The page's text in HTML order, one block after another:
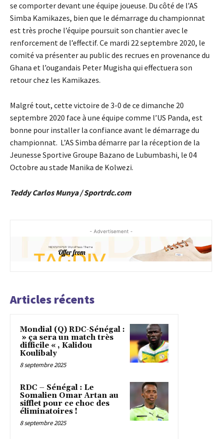
se comporter devant une équipe joueuse. Du côté de l’AS
Simba Kamikazes, bien que le démarrage du championnat
est très proche l’équipe poursuit son chantier avec le
renforcement de l’effectif. Ce mardi 22 septembre 2020, le
comité va présenter au public des recrues en provenance du
Ghana et l’ougandais Peter Mugisha qui effectuera son
retour chez les Kamikazes.
Malgré tout, cette victoire de 3-0 de ce dimanche 20
septembre 2020 face à une équipe comme l’US Panda, est
bonne pour installer la confiance avant le démarrage du
championnat. L’AS Simba démarre par la réception de la
Jeunesse Sportive Groupe Bazano de Lubumbashi, le 04
Octobre au stade Manika de Kolwezi.
Teddy Carlos Munya / Sportrdc.com
- Advertisement -
Articles récents
Mondial (Q) RDC-Sénégal :
» ça sera un match très
difficile « , Kalidou
Koulibaly
8 septembre 2025
RDC – Sénégal : Le
Somalien Omar Artan au
sifflet pour ce choc des
éliminatoires !
8 septembre 2025